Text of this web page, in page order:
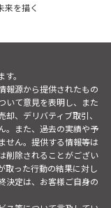
来を描く
。
報源から提供されたもの
いて意見を表明し、また
、デリバティブ取引、
。また、過去の実績や予
せん。提供する情報等は
削除されることがござい
取った行動の結果に対し
決定は、お客様ご自身の